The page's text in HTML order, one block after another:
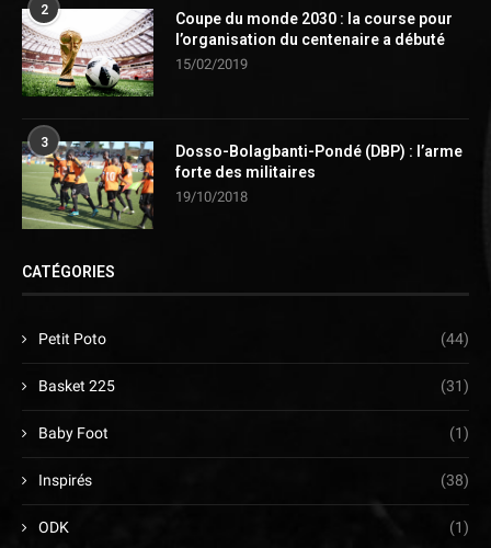
2
Coupe du monde 2030 : la course pour
l’organisation du centenaire a débuté
15/02/2019
3
Dosso-Bolagbanti-Pondé (DBP) : l’arme
forte des militaires
19/10/2018
CATÉGORIES
Petit Poto (44)
Basket 225 (31)
Baby Foot (1)
Inspirés (38)
ODK (1)